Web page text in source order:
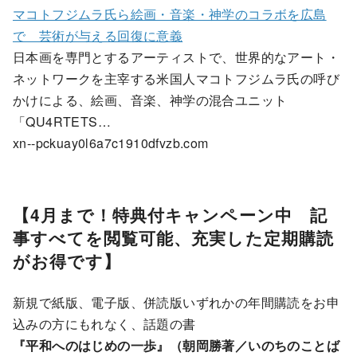
マコトフジムラ氏ら絵画・音楽・神学のコラボを広島
で 芸術が与える回復に意義
日本画を専門とするアーティストで、世界的なアート・
ネットワークを主宰する米国人マコトフジムラ氏の呼び
かけによる、絵画、音楽、神学の混合ユニット
「QU4RTETS…
xn--pckuay0l6a7c1910dfvzb.com
【4月まで！特典付キャンペーン中 記
事すべてを閲覧可能、充実した定期購読
がお得です】
新規で紙版、電子版、併読版いずれかの年間購読をお申
込みの方にもれなく、話題の書
『平和へのはじめの一歩』（朝岡勝著／いのちのことば